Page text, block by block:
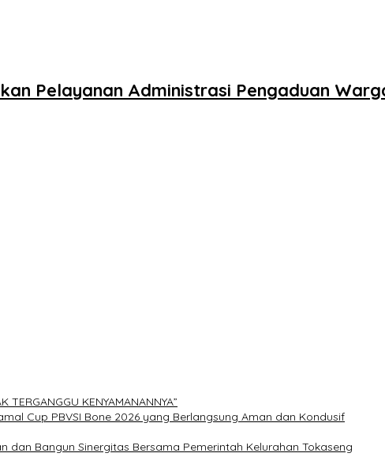
Pelayanan Administrasi Pengaduan
TERGANGGU KENYAMANANNYA”
Cup PBVSI Bone 2026 yang Berlangsung Aman dan Kondusif
dan Bangun Sinergitas Bersama Pemerintah Kelurahan Tokaseng